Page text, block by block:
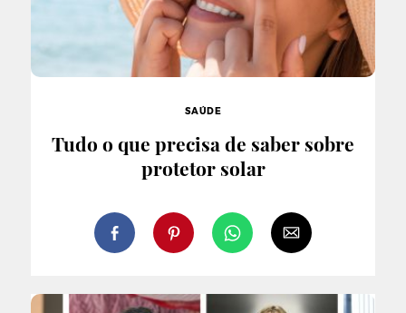
SAÚDE
Tudo o que precisa de saber sobre
protetor solar